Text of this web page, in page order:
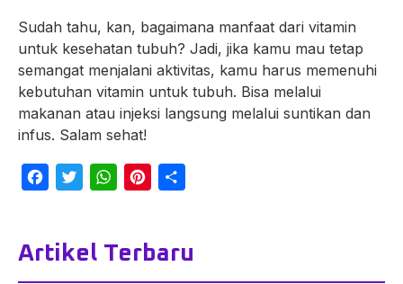
Sudah tahu, kan, bagaimana manfaat dari vitamin
untuk kesehatan tubuh? Jadi, jika kamu mau tetap
semangat menjalani aktivitas, kamu harus memenuhi
kebutuhan vitamin untuk tubuh. Bisa melalui
makanan atau injeksi langsung melalui suntikan dan
infus. Salam sehat!
Facebook
Twitter
WhatsApp
Pinterest
Artikel Terbaru